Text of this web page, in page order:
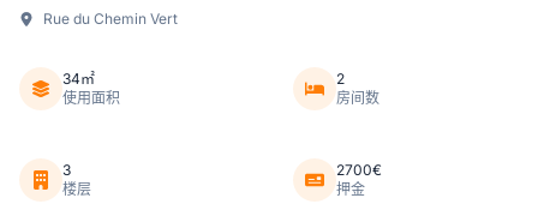
Rue du Chemin Vert
34㎡
使用面积
2
房间数
3
楼层
2700€
押金